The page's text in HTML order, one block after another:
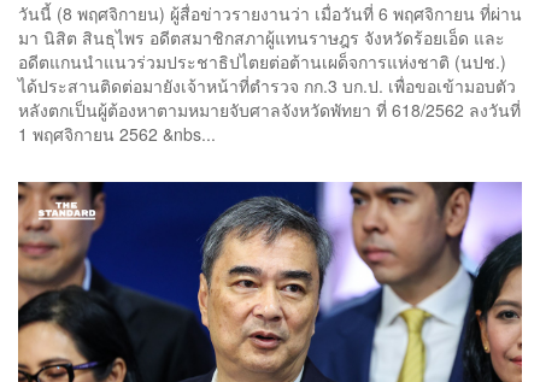
วันนี้ (8 พฤศจิกายน) ผู้สื่อข่าวรายงานว่า เมื่อวันที่ 6 พฤศจิกายน ที่ผ่าน
มา นิสิต สินธุไพร อดีตสมาชิกสภาผู้แทนราษฎร จังหวัดร้อยเอ็ด และ
อดีตแกนนำแนวร่วมประชาธิปไตยต่อต้านเผด็จการแห่งชาติ (นปช.)
ได้ประสานติดต่อมายังเจ้าหน้าที่ตำรวจ กก.3 บก.ป. เพื่อขอเข้ามอบตัว
หลังตกเป็นผู้ต้องหาตามหมายจับศาลจังหวัดพัทยา ที่ 618/2562 ลงวันที่
1 พฤศจิกายน 2562 &nbs...